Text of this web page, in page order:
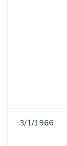
3/1/1966